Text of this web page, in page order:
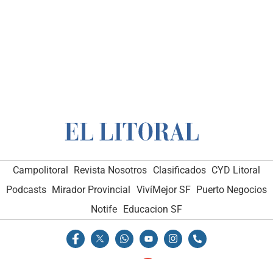
Campolitoral Revista Nosotros Clasificados CYD Litoral
Podcasts Mirador Provincial VivíMejor SF Puerto Negocios
Notife Educacion SF